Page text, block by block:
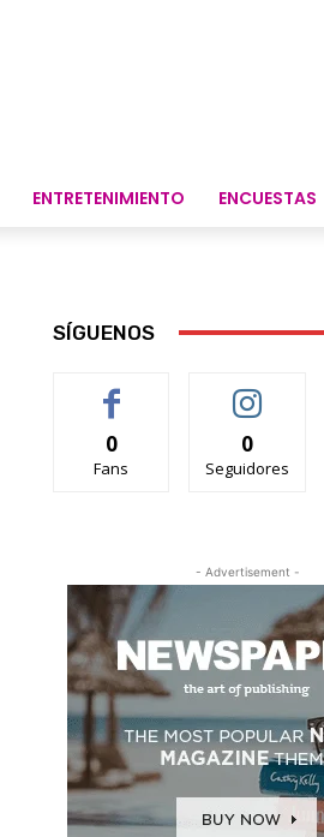
ENTRETENIMIENTO ENCUESTAS
SÍGUENOS
0
Fans
0
Seguidores
- Advertisement -